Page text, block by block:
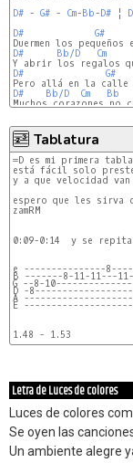
D# - G# - Cm-Bb-D# ¦
D#
G#
D#
Bb/D Cm
D#
G#
D#
Bb/D Cm Bb
Muchos corazones no
Tablatura
=D es mi primera
está fácil solo
y a que velocidad van
espero que les sirva
zamRM
0:09-0:14  y se repita
e ---------------
B -------8-11-11---
G --8-
D -
A
E
1.48 - 1.53
A
E
s = slide
Letra de Luces de colores
Luces de colores
Se oyen las
Un ambiente alegre